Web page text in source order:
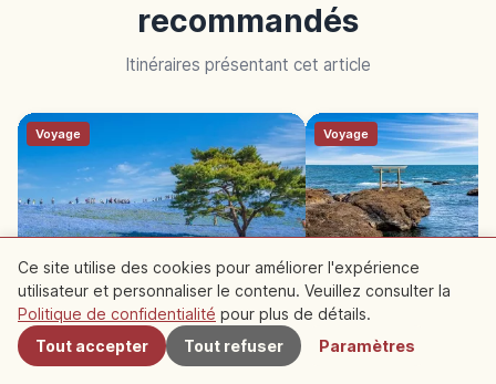
recommandés
Itinéraires présentant cet article
Voyage
Ibaraki en 2 jours : Mito, Ōarai,
Hitachinaka et Kasama
Voyage
Ibaraki en été : Ōarai
Hitachi Seaside en 1
À proximité
Ce site utilise des cookies pour améliorer l'expérience
utilisateur et personnaliser le contenu. Veuillez consulter la
Politique de confidentialité pour plus de détails.
Tout accepter
Tout refuser Paramètres